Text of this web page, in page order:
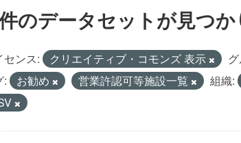
のデータセットが見つ
センス: クリエイティブ・コモンズ 表示
:
お勧め 営業許認可等施設一覧 組織: